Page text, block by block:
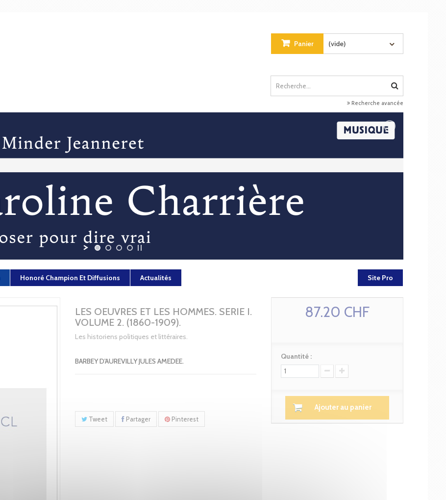
Panier (vide)
Recherche avancée
Honoré Champion Et Diffusions Actualités Site Pro
LES OEUVRES ET LES HOMMES. SERIE I.
VOLUME 2. (1860-1909).
Les historiens politiques et littéraires.
BARBEY D'AUREVILLY JULES AMEDEE.
Tweet Partager Pinterest
87.20 CHF
Quantité :
Ajouter au panier